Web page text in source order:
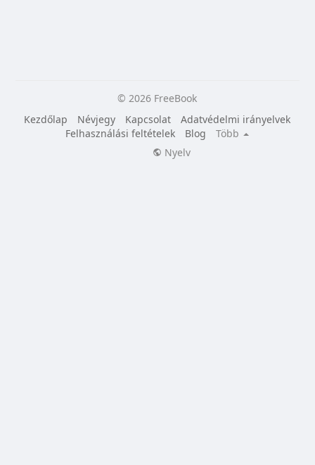
© 2026 FreeBook
Kezdőlap
Névjegy Kapcsolat
Adatvédelmi irányelvek
Felhasználási feltételek
Blog
Több
Nyelv